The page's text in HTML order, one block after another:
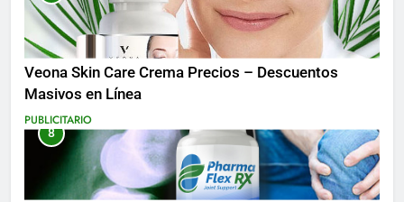
Veona Skin Care Crema Precios – Descuentos
Masivos en Línea
PUBLICITARIO
8